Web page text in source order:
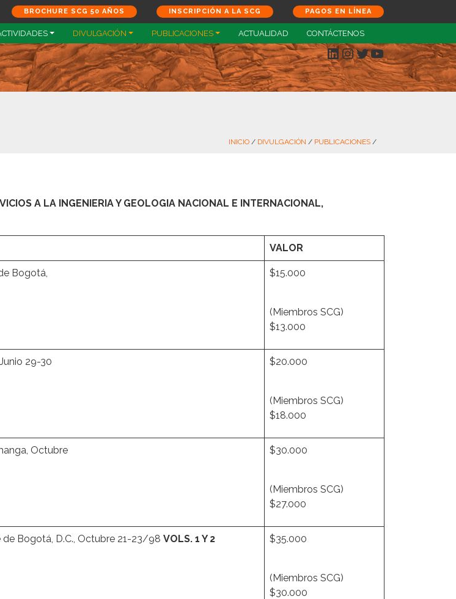
BROCHURE SCG 50 AÑOS INSCRIPCIÓN A LA SCG PAGOS EN LÍNEA
DIVULGACIÓN PUBLICACIONES ACTUALIDAD CONTÁCTENOS
LinkedIn
Instagram
Twitter
YouTube
INICIO / DIVULGACIÓN / PUBLICACIONES /
A LA INGENIERIA Y GEOLOGIA NACIONAL E INTERNACIONAL,
VALOR
Bogotá,
$15.000
(Miembros SCG)
$13.000
29-30
$20.000
(Miembros SCG)
$18.000
Octubre
$30.000
(Miembros SCG)
$27.000
de Bogotá, D.C., Octubre 21-23/98 VOLS. 1 Y 2 $35.000
(Miembros SCG)
$30.000